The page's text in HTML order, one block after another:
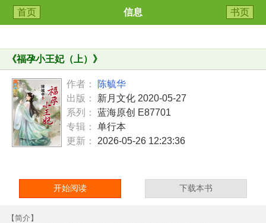
首页 信息 书页
《福孕小王妃（上） 》
作者：
陈毓华
出版：
新月文化 2020-05-27
系列：
蓝海原创 E87701
专辑：
单行本
更新：
2026-05-26 12:23:36
开始阅读 下载本书
【简介】